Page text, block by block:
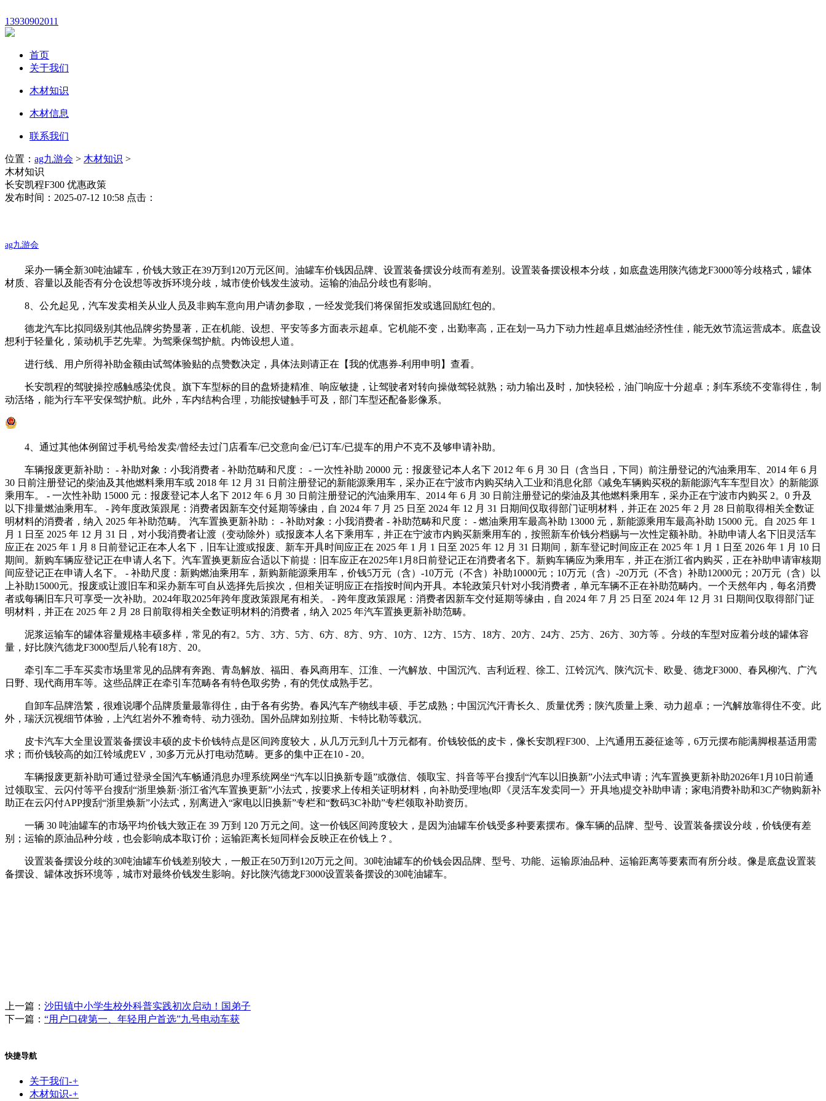
13930902011
首页
关于我们
木材知识
木材信息
联系我们
位置： ag九游会 > 木材知识 >
木材知识
长安凯程F300 优惠政策
发布时间：2025-07-12 10:58 点击：
ag九游会
采办一辆全新30吨油罐车，价钱大致正在39万到120万元区间。油罐车价钱因品牌、设置装备摆设分歧而有差别。设置装备摆设根本分歧，如底盘选用陕汽德龙F3000等分歧格式，罐体
材质、容量以及能否有分仓设想等改拆环境分歧，城市使价钱发生波动。运输的油品分歧也有影响。
8、公允起见，汽车发卖相关从业人员及非购车意向用户请勿参取，一经发觉我们将保留拒发或逃回励红包的。
德龙汽车比拟同级别其他品牌劣势显著，正在机能、设想、平安等多方面表示超卓。它机能不变，出勤率高，正在划一马力下动力性超卓且燃油经济性佳，能无效节流运营成本。底盘设
想利于轻量化，策动机手艺先辈。为驾乘保驾护航。内饰设想人道。
进行线、用户所得补助金额由试驾体验贴的点赞数决定，具体法则请正在【我的优惠券-利用申明】查看。
长安凯程的驾驶操控感触感染优良。旗下车型标的目的盘矫捷精准、响应敏捷，让驾驶者对转向操做驾轻就熟；动力输出及时，加快轻松，油门响应十分超卓；刹车系统不变靠得住，制
动活络，能为行车平安保驾护航。此外，车内结构合理，功能按键触手可及，部门车型还配备影像系。
4、通过其他体例留过手机号给发卖/曾经去过门店看车/已交意向金/已订车/已提车的用户不克不及够申请补助。
车辆报废更新补助： - 补助对象：小我消费者 - 补助范畴和尺度： - 一次性补助 20000 元：报废登记本人名下 2012 年 6 月 30 日（含当日，下同）前注册登记的汽油乘用车、2014 年 6 月
30 日前注册登记的柴油及其他燃料乘用车或 2018 年 12 月 31 日前注册登记的新能源乘用车，采办正在宁波市内购买纳入工业和消息化部《减免车辆购买税的新能源汽车车型目次》的新能源
乘用车。 - 一次性补助 15000 元：报废登记本人名下 2012 年 6 月 30 日前注册登记的汽油乘用车、2014 年 6 月 30 日前注册登记的柴油及其他燃料乘用车，采办正在宁波市内购买 2。0 升及
以下排量燃油乘用车。 - 跨年度政策跟尾：消费者因新车交付延期等缘由，自 2024 年 7 月 25 日至 2024 年 12 月 31 日期间仅取得部门证明材料，并正在 2025 年 2 月 28 日前取得相关全数证
明材料的消费者，纳入 2025 年补助范畴。 汽车置换更新补助： - 补助对象：小我消费者 - 补助范畴和尺度： - 燃油乘用车最高补助 13000 元，新能源乘用车最高补助 15000 元。自 2025 年 1
月 1 日至 2025 年 12 月 31 日，对小我消费者让渡（变动除外）或报废本人名下乘用车，并正在宁波市内购买新乘用车的，按照新车价钱分档赐与一次性定额补助。补助申请人名下旧灵活车
应正在 2025 年 1 月 8 日前登记正在本人名下，旧车让渡或报废、新车开具时间应正在 2025 年 1 月 1 日至 2025 年 12 月 31 日期间，新车登记时间应正在 2025 年 1 月 1 日至 2026 年 1 月 10 日
期间。新购车辆应登记正在申请人名下。汽车置换更新应合适以下前提：旧车应正在2025年1月8日前登记正在消费者名下。新购车辆应为乘用车，并正在浙江省内购买，正在补助申请审核期
间应登记正在申请人名下。 - 补助尺度：新购燃油乘用车，新购新能源乘用车，价钱5万元（含）-10万元（不含）补助10000元；10万元（含）-20万元（不含）补助12000元；20万元（含）以
上补助15000元。报废或让渡旧车和采办新车可自从选择先后挨次，但相关证明应正在指按时间内开具。本轮政策只针对小我消费者，单元车辆不正在补助范畴内。一个天然年内，每名消费
者或每辆旧车只可享受一次补助。2024年取2025年跨年度政策跟尾有相关。 - 跨年度政策跟尾：消费者因新车交付延期等缘由，自 2024 年 7 月 25 日至 2024 年 12 月 31 日期间仅取得部门证
明材料，并正在 2025 年 2 月 28 日前取得相关全数证明材料的消费者，纳入 2025 年汽车置换更新补助范畴。
泥浆运输车的罐体容量规格丰硕多样，常见的有2。5方、3方、5方、6方、8方、9方、10方、12方、15方、18方、20方、24方、25方、26方、30方等 。分歧的车型对应着分歧的罐体容
量，好比陕汽德龙F3000型后八轮有18方、20。
牵引车二手车买卖市场里常见的品牌有奔跑、青岛解放、福田、春风商用车、江淮、一汽解放、中国沉汽、吉利近程、徐工、江铃沉汽、陕汽沉卡、欧曼、德龙F3000、春风柳汽、广汽
日野、现代商用车等。这些品牌正在牵引车范畴各有特色取劣势，有的凭仗成熟手艺。
自卸车品牌浩繁，很难说哪个品牌质量最靠得住，由于各有劣势。春风汽车产物线丰硕、手艺成熟；中国沉汽汗青长久、质量优秀；陕汽质量上乘、动力超卓；一汽解放靠得住不变。此
外，瑞沃沉视细节体验，上汽红岩外不雅奇特、动力强劲。国外品牌如别拉斯、卡特比勒等载沉。
皮卡汽车大全里设置装备摆设丰硕的皮卡价钱特点是区间跨度较大，从几万元到几十万元都有。价钱较低的皮卡，像长安凯程F300、上汽通用五菱征途等，6万元摆布能满脚根基适用需
求；而价钱较高的如江铃域虎EV，30多万元从打电动范畴。更多的集中正在10 - 20。
车辆报废更新补助可通过登录全国汽车畅通消息办理系统网坐“汽车以旧换新专题”或微信、领取宝、抖音等平台搜刮“汽车以旧换新”小法式申请；汽车置换更新补助2026年1月10日前通
过领取宝、云闪付等平台搜刮“浙里焕新·浙江省汽车置换更新”小法式，按要求上传相关证明材料，向补助受理地(即《灵活车发卖同一》开具地)提交补助申请；家电消费补助和3C产物购新补
助正在云闪付APP搜刮“浙里焕新”小法式，别离进入“家电以旧换新”专栏和“数码3C补助”专栏领取补助资历。
一辆 30 吨油罐车的市场平均价钱大致正在 39 万到 120 万元之间。这一价钱区间跨度较大，是因为油罐车价钱受多种要素摆布。像车辆的品牌、型号、设置装备摆设分歧，价钱便有差
别；运输的原油品种分歧，也会影响成本取订价；运输距离长短同样会反映正在价钱上？。
设置装备摆设分歧的30吨油罐车价钱差别较大，一般正在50万到120万元之间。30吨油罐车的价钱会因品牌、型号、功能、运输原油品种、运输距离等要素而有所分歧。像是底盘设置装
备摆设、罐体改拆环境等，城市对最终价钱发生影响。好比陕汽德龙F3000设置装备摆设的30吨油罐车。
上一篇： 沙田镇中小学生校外科普实践初次启动！国弟子
下一篇： “用户口碑第一、年轻用户首选”九号电动车获
快捷导航
关于我们-+
木材知识-+